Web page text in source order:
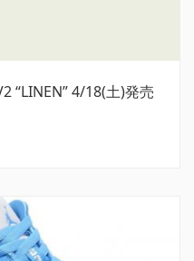
“LINEN” 4/18(土)発売